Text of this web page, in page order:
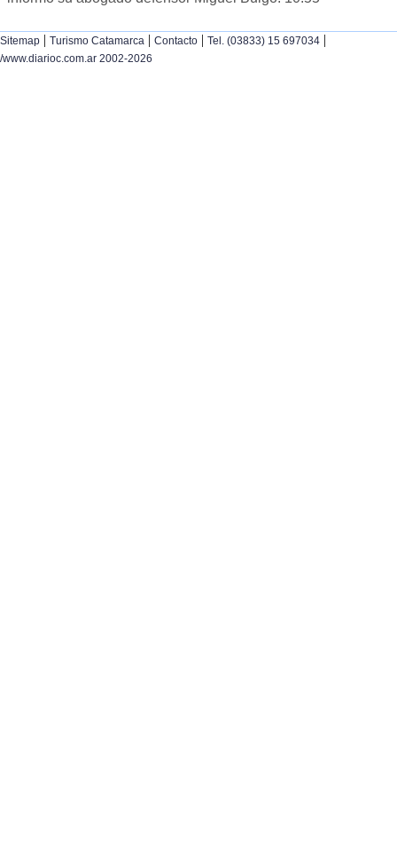
Sitemap | Turismo Catamarca | Contacto | Tel. (03833) 15 697034 |
/www.diarioc.com.ar 2002-2026